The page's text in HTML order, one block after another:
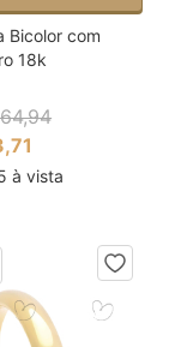
Bicolor com
18k
à vista